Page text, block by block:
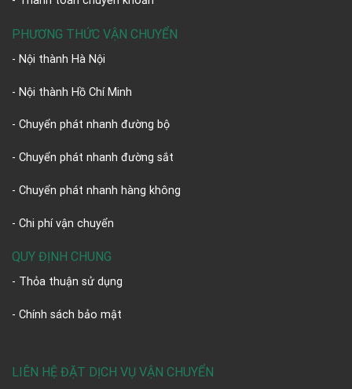
PHƯƠNG THỨC VẬN CHUYỂN
- Nội thành Hà Nội
- Nội thành Hồ Chí Minh
- Chuyển phát nhanh đường bộ
- Chuyển phát nhanh đường sắt
- Chuyển phát nhanh hàng không
- Chi phí vận chuyển
QUY ĐỊNH CHUNG
- Thỏa thuận sử dụng
- Chính sách bảo mật
LIÊN HỆ ĐẶT DỊCH VỤ VẬN CHUYỂN